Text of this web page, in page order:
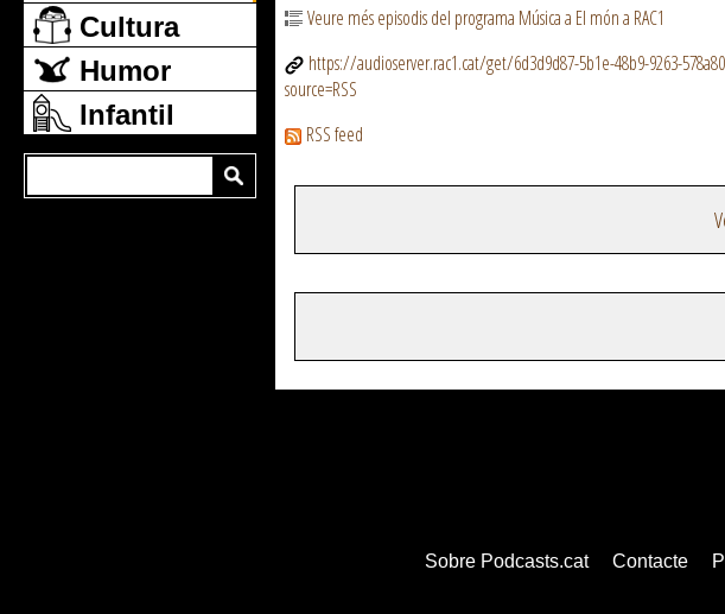
Cultura
Humor
Infantil
Veure més episodis del programa Música a El món a RAC1
https://audioserver.rac1.cat/get/6d3d9d87-5b1e-48b9-9263-
source=RSS
RSS feed
Sobre Podcasts.cat Contacte